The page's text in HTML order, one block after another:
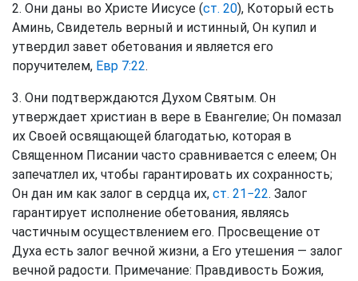
2. Они даны во Христе Иисусе (ст. 20), Который есть
Аминь, Свидетель верный и истинный, Он купил и
утвердил завет обетования и является его
поручителем, Евр 7:22.
3. Они подтверждаются Духом Святым. Он
утверждает христиан в вере в Евангелие; Он помазал
их Своей освящающей благодатью, которая в
Священном Писании часто сравнивается с елеем; Он
запечатлел их, чтобы гарантировать их сохранность;
Он дан им как залог в сердца их, ст. 21−22. Залог
гарантирует исполнение обетования, являясь
частичным осуществлением его. Просвещение от
Духа есть залог вечной жизни, а Его утешения — залог
вечной радости. Примечание: Правдивость Божия,